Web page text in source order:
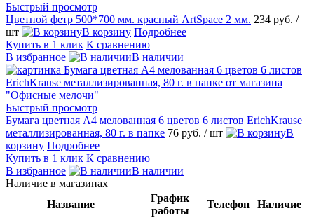
Быстрый просмотр
Цветной фетр 500*700 мм. красный ArtSpace 2 мм. 234 руб. /
шт
В корзину Подробнее
Купить в 1 клик К сравнению
В избранное
В наличии
Быстрый просмотр
Бумага цветная А4 мелованная 6 цветов 6 листов ErichKrause
металлизированная, 80 г. в папке 76 руб. / шт
В
корзину Подробнее
Купить в 1 клик К сравнению
В избранное
В наличии
Наличие в магазинах
Название
График
работы
Телефон
Наличие